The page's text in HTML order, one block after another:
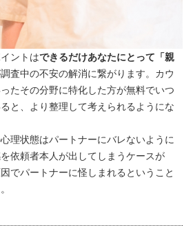
ントはできるだけあなたにとって「親
査中の不安の解消に繋がります。カウ
たその分野に特化した方が無料でいつ
と、より整理して考えられるようにな
理状態はパートナーにバレないように
依頼者本人が出してしまうケースが
でパートナーに怪しまれるということ